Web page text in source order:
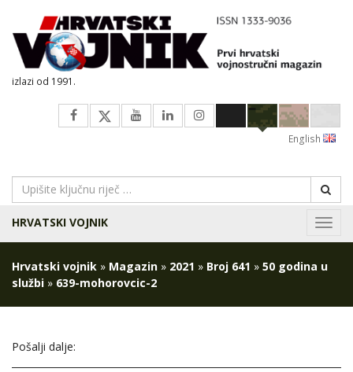
izlazi od 1991.
English
HRVATSKI VOJNIK
Hrvatski vojnik » Magazin » 2021 » Broj 641 » 50 godina u
službi » 639-mohorovcic-2
Pošalji dalje: